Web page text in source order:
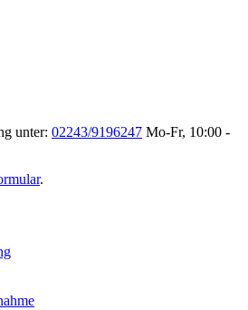
unter: 02243/9196247 Mo-Fr, 10:00 -
.